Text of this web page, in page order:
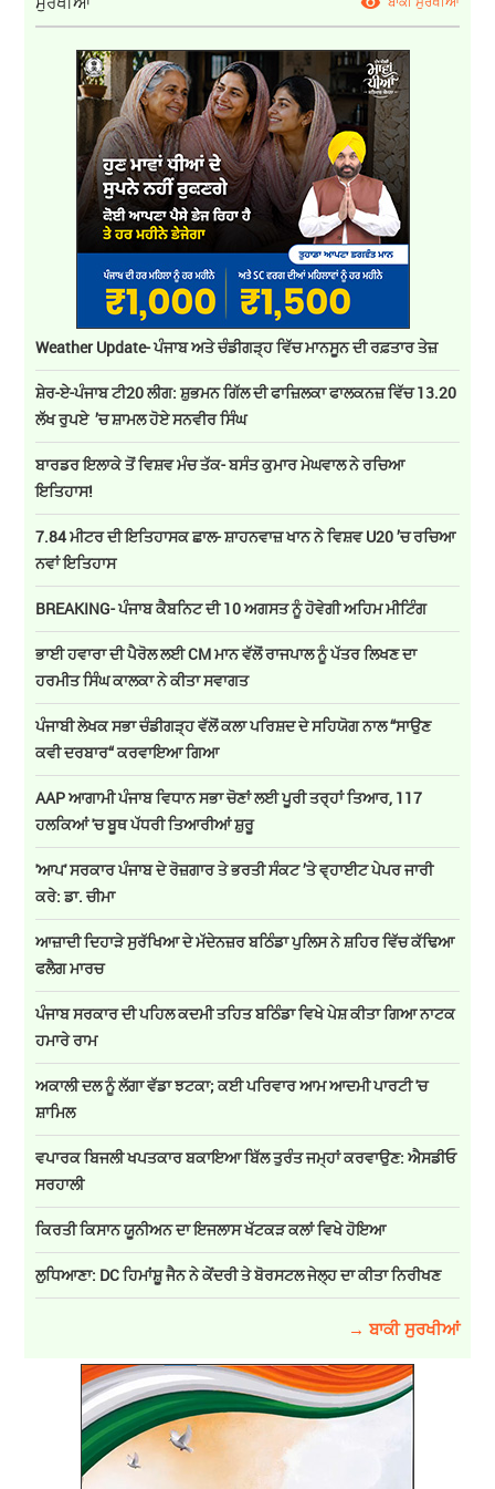
Weather Update- ਪੰਜਾਬ ਅਤੇ ਚੰਡੀਗੜ੍ਹ ਵਿੱਚ ਮਾਨਸੂਨ ਦੀ ਰਫ਼ਤਾਰ ਤੇਜ਼
ਸ਼ੇਰ-ਏ-ਪੰਜਾਬ ਟੀ20 ਲੀਗ: ਸ਼ੁਭਮਨ ਗਿੱਲ ਦੀ ਫਾਜ਼ਿਲਕਾ ਫਾਲਕਨਜ਼ ਵਿੱਚ 13.20
ਲੱਖ ਰੁਪਏ ’ਚ ਸ਼ਾਮਲ ਹੋਏ ਸਨਵੀਰ ਸਿੰਘ
ਬਾਰਡਰ ਇਲਾਕੇ ਤੋਂ ਵਿਸ਼ਵ ਮੰਚ ਤੱਕ- ਬਸੰਤ ਕੁਮਾਰ ਮੇਘਵਾਲ ਨੇ ਰਚਿਆ
ਇਤਿਹਾਸ!
7.84 ਮੀਟਰ ਦੀ ਇਤਿਹਾਸਕ ਛਾਲ- ਸ਼ਾਹਨਵਾਜ਼ ਖਾਨ ਨੇ ਵਿਸ਼ਵ U20 ’ਚ ਰਚਿਆ
ਨਵਾਂ ਇਤਿਹਾਸ
BREAKING- ਪੰਜਾਬ ਕੈਬਨਿਟ ਦੀ 10 ਅਗਸਤ ਨੂੰ ਹੋਵੇਗੀ ਅਹਿਮ ਮੀਟਿੰਗ
ਭਾਈ ਹਵਾਰਾ ਦੀ ਪੈਰੋਲ ਲਈ CM ਮਾਨ ਵੱਲੋਂ ਰਾਜਪਾਲ ਨੂੰ ਪੱਤਰ ਲਿਖਣ ਦਾ
ਹਰਮੀਤ ਸਿੰਘ ਕਾਲਕਾ ਨੇ ਕੀਤਾ ਸਵਾਗਤ
ਪੰਜਾਬੀ ਲੇਖਕ ਸਭਾ ਚੰਡੀਗੜ੍ਹ ਵੱਲੋਂ ਕਲਾ ਪਰਿਸ਼ਦ ਦੇ ਸਹਿਯੋਗ ਨਾਲ “ਸਾਉਣ
ਕਵੀ ਦਰਬਾਰ“ ਕਰਵਾਇਆ ਗਿਆ
AAP ਆਗਾਮੀ ਪੰਜਾਬ ਵਿਧਾਨ ਸਭਾ ਚੋਣਾਂ ਲਈ ਪੂਰੀ ਤਰ੍ਹਾਂ ਤਿਆਰ, 117
ਹਲਕਿਆਂ 'ਚ ਬੂਥ ਪੱਧਰੀ ਤਿਆਰੀਆਂ ਸ਼ੁਰੂ
'ਆਪ' ਸਰਕਾਰ ਪੰਜਾਬ ਦੇ ਰੋਜ਼ਗਾਰ ਤੇ ਭਰਤੀ ਸੰਕਟ ’ਤੇ ਵ੍ਹਾਈਟ ਪੇਪਰ ਜਾਰੀ
ਕਰੇ: ਡਾ. ਚੀਮਾ
ਆਜ਼ਾਦੀ ਦਿਹਾੜੇ ਸੁਰੱਖਿਆ ਦੇ ਮੱਦੇਨਜ਼ਰ ਬਠਿੰਡਾ ਪੁਲਿਸ ਨੇ ਸ਼ਹਿਰ ਵਿੱਚ ਕੱਢਿਆ
ਫਲੈਗ ਮਾਰਚ
ਪੰਜਾਬ ਸਰਕਾਰ ਦੀ ਪਹਿਲ ਕਦਮੀ ਤਹਿਤ ਬਠਿੰਡਾ ਵਿਖੇ ਪੇਸ਼ ਕੀਤਾ ਗਿਆ ਨਾਟਕ
ਹਮਾਰੇ ਰਾਮ
ਅਕਾਲੀ ਦਲ ਨੂੰ ਲੱਗਾ ਵੱਡਾ ਝਟਕਾ; ਕਈ ਪਰਿਵਾਰ ਆਮ ਆਦਮੀ ਪਾਰਟੀ 'ਚ
ਸ਼ਾਮਿਲ
ਵਪਾਰਕ ਬਿਜਲੀ ਖਪਤਕਾਰ ਬਕਾਇਆ ਬਿੱਲ ਤੁਰੰਤ ਜਮ੍ਹਾਂ ਕਰਵਾਉਣ: ਐਸਡੀਓ
ਸਰਹਾਲੀ
ਕਿਰਤੀ ਕਿਸਾਨ ਯੂਨੀਅਨ ਦਾ ਇਜਲਾਸ ਖੱਟਕੜ ਕਲਾਂ ਵਿਖੇ ਹੋਇਆ
ਲੁਧਿਆਣਾ: DC ਹਿਮਾਂਸ਼ੂ ਜੈਨ ਨੇ ਕੇਂਦਰੀ ਤੇ ਬੋਰਸਟਲ ਜੇਲ੍ਹ ਦਾ ਕੀਤਾ ਨਿਰੀਖਣ
→ ਬਾਕੀ ਸੁਰਖੀਆਂ